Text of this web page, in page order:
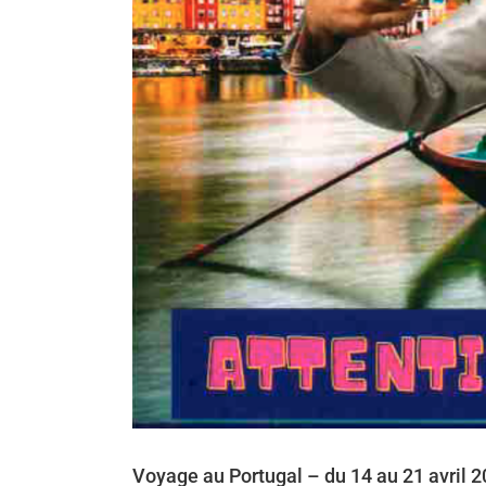
Voyage au Portugal – du 14 au 21 avril